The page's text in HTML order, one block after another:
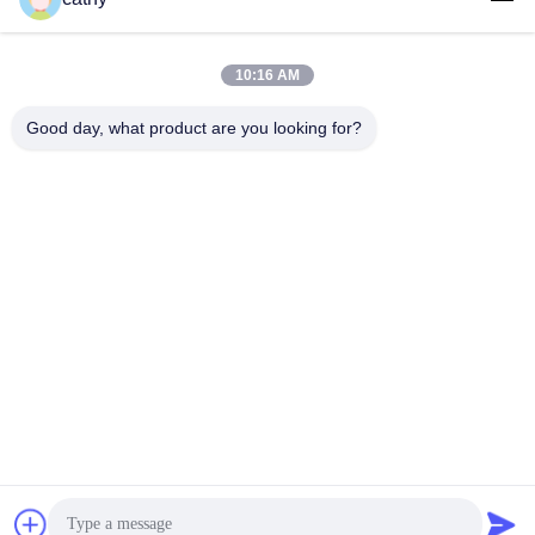
4ος-5ος όροφος, κτίριο 3,19 North Danzi Road, οδός
Pray-med Technology Co.,Ltd . Διατηρούνται όλα τα πνευματικά
10:16 AM
Good day, what product are you looking for?